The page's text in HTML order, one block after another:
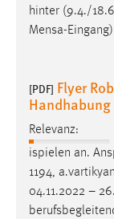
hinter (9.4./
Mensa-
[PDF] Flyer
Handhabung
Relevanz:
ispielen an.
1194,
04.11.2022 –
Name:
Facebook
Conversion-
Cookie
3 Monate